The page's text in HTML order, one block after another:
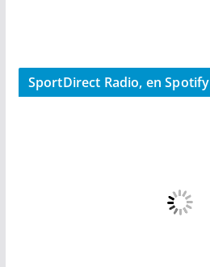
SportDirect Radio, en Spotify